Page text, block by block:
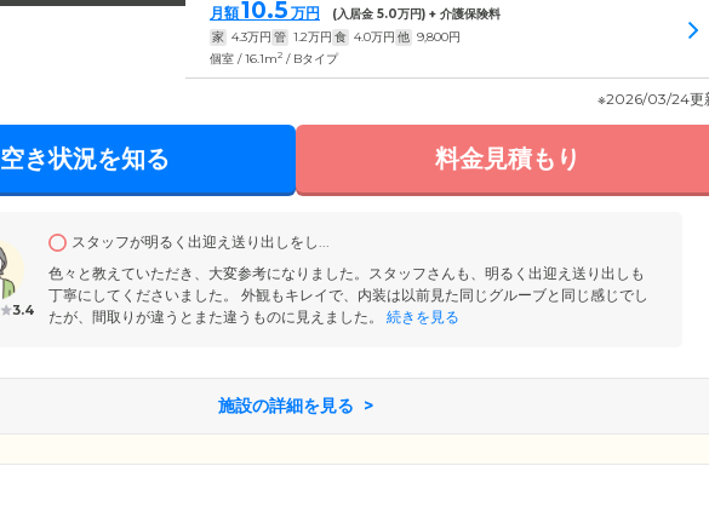
月額10.5 万円 (入居金 5.0万円) + 介護保険料
家 4.3万円 管 1.2万円 食 4.0万円 他 9,800円
個室 / 16.1m2 / Bタイプ
※2026/03/24更
空き状況を知る 料金見積もり
3.4
スタッフが明るく出迎え送り出しをし...
色々と教えていただき、大変参考になりました。スタッフさんも、明るく出迎え送り出しも
丁寧にしてくださいました。 外観もキレイで、内装は以前見た同じグルーブと同じ感じでし
たが、間取りが違うとまた違うものに見えました。
続きを見る
施設の詳細を見る